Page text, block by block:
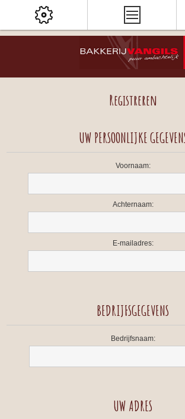
Registreren
UW PERSOONLIJKE
Voornaam:
Achternaam:
E-mailadres:
BEDRIJFSGEGEVENS
Bedrijfsnaam:
UW ADRES